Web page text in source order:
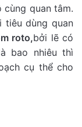
quan tâm.
tiêu dùng quan
roto,bởi lẽ có
bao nhiêu thì
cụ thể cho